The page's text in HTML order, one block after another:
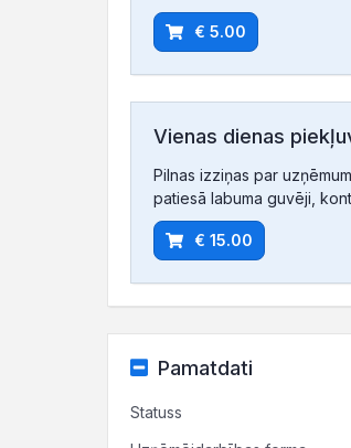
€ 5.00
Vienas dienas
Pilnas izziņas par
patiesā labuma guvēji,
€ 15.00
Pamatdati
Statuss